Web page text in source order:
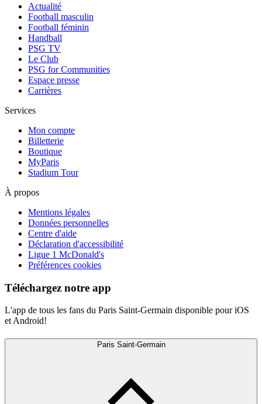
Actualité
Football masculin
Football féminin
Handball
PSG TV
Le Club
PSG for Communities
Espace presse
Carrières
Services
Mon compte
Billetterie
Boutique
MyParis
Stadium Tour
À propos
Mentions légales
Données personnelles
Centre d'aide
Déclaration d'accessibilité
Ligue 1 McDonald's
Préférences cookies
Téléchargez notre app
L'app de tous les fans du Paris Saint-Germain disponible pour iOS
et Android!
Paris Saint-Germain